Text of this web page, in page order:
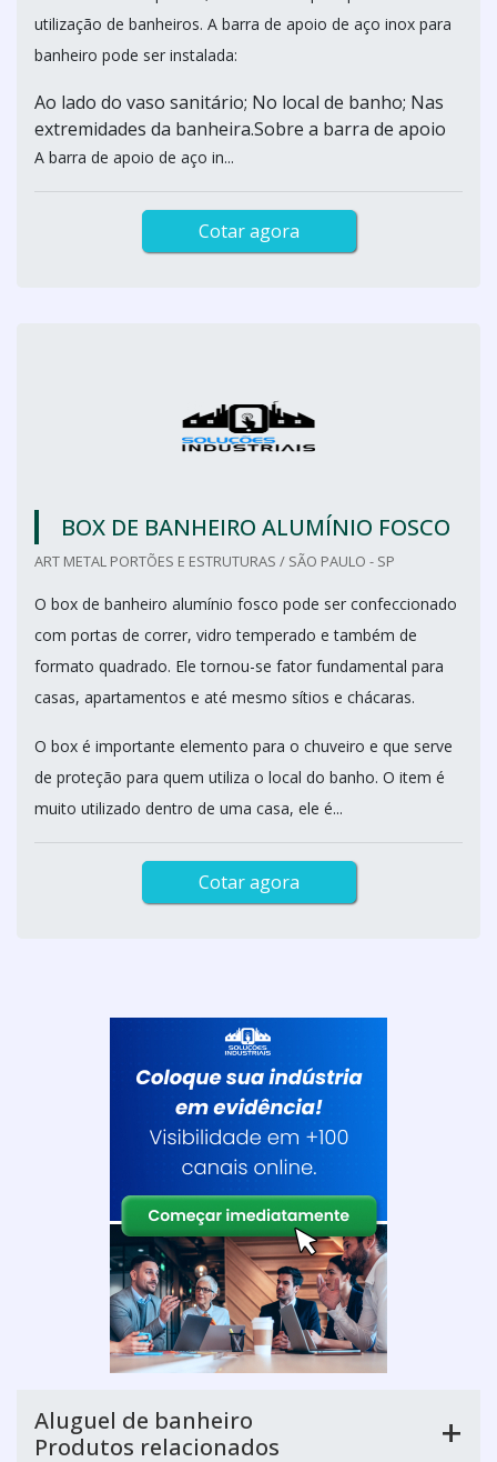
utilização de banheiros. A barra de apoio de aço inox para
banheiro pode ser instalada:
Ao lado do vaso sanitário; No local de banho; Nas
extremidades da banheira.Sobre a barra de apoio
A barra de apoio de aço in...
Cotar agora
BOX DE BANHEIRO ALUMÍNIO FOSCO
ART METAL PORTÕES E ESTRUTURAS / SÃO PAULO - SP
O box de banheiro alumínio fosco pode ser confeccionado
com portas de correr, vidro temperado e também de
formato quadrado. Ele tornou-se fator fundamental para
casas, apartamentos e até mesmo sítios e chácaras.
O box é importante elemento para o chuveiro e que serve
de proteção para quem utiliza o local do banho. O item é
muito utilizado dentro de uma casa, ele é...
Cotar agora
Aluguel de banheiro
Produtos relacionados